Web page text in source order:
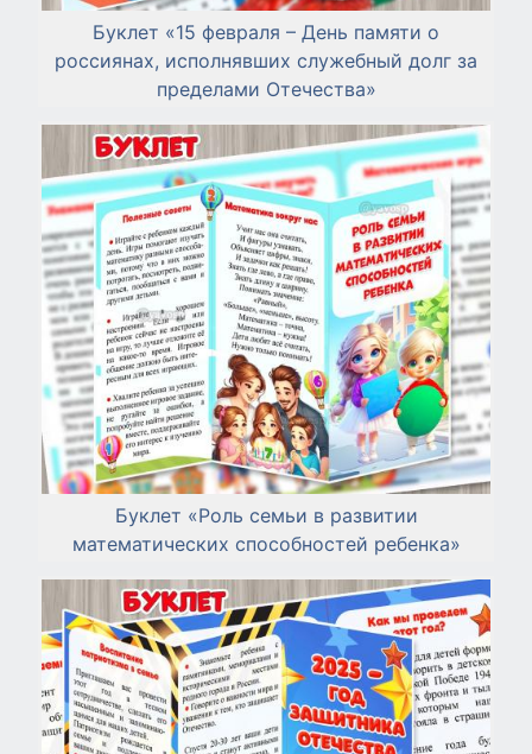
Буклет «15 февраля – День памяти о
россиянах, исполнявших служебный долг за
пределами Отечества»
Буклет «Роль семьи в развитии
математических способностей ребенка»